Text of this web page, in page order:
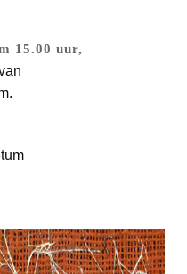
15.00 uur,